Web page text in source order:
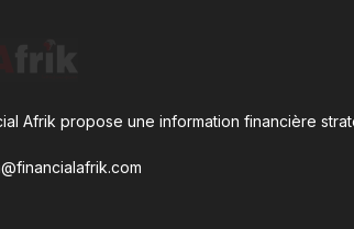
Afrik propose une information financière